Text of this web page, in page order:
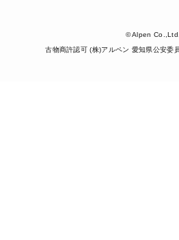
© Alpen Co.,Ltd.
古物商許認可 (株)アルペン 愛知県公安